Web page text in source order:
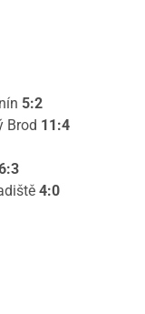
5:2
Brod 11:4
4:0